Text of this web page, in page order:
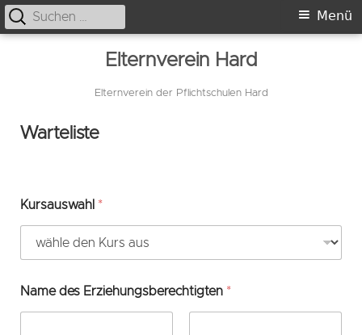
Elternverein Hard
Elternverein der Pflichtschulen Hard
Primäres
Menü
Suche
nach:
Warteliste
Kursauswahl *
Name des Erziehungsberechtigten *